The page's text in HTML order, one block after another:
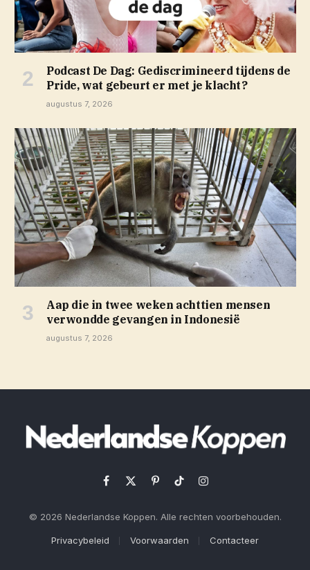
Podcast De Dag: Gediscrimineerd tijdens de
Pride, wat gebeurt er met je klacht?
augustus 7, 2026
Aap die in twee weken achttien mensen
verwondde gevangen in Indonesië
augustus 7, 2026
Facebook
X
PinterestTikTokInstagram
© 2026 Nederlandse Koppen. Alle rechten voorbehouden.
Privacybeleid Voorwaarden Contacteer